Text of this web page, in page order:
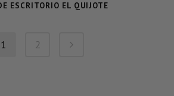
ESCRITORIO EL QUIJOTE
1 2